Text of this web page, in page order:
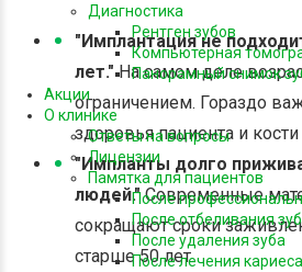
Диагностика
Рентген зубов
Компьютерная
Панорамный снимок
Акции
О клинике
Ответы на вопросы
Лицензии
Памятка для пациентов
После
После отбеливания
После удаления зуба
После лечения
"Имплантация не
лет."На самом деле
ограничением. Гораздо
здоровья пациента и
"Импланты долго
людей."Современные
сокращают сроки
старше 50 лет.